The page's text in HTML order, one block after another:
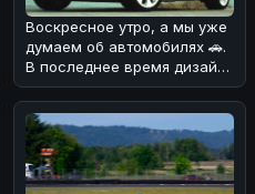
Воскресное утро, а мы уже
думаем об автомобилях 🚗.
В последнее время дизайн
BMW вызывает много спор